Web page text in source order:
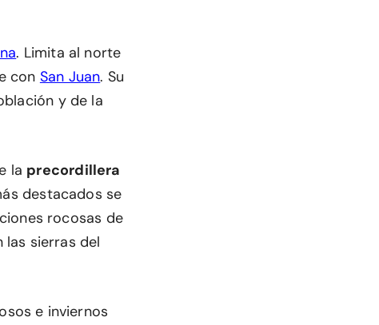
. Limita al norte
con San Juan. Su
y de la
la precordillera
destacados se
rocosas de
sierras del
e inviernos